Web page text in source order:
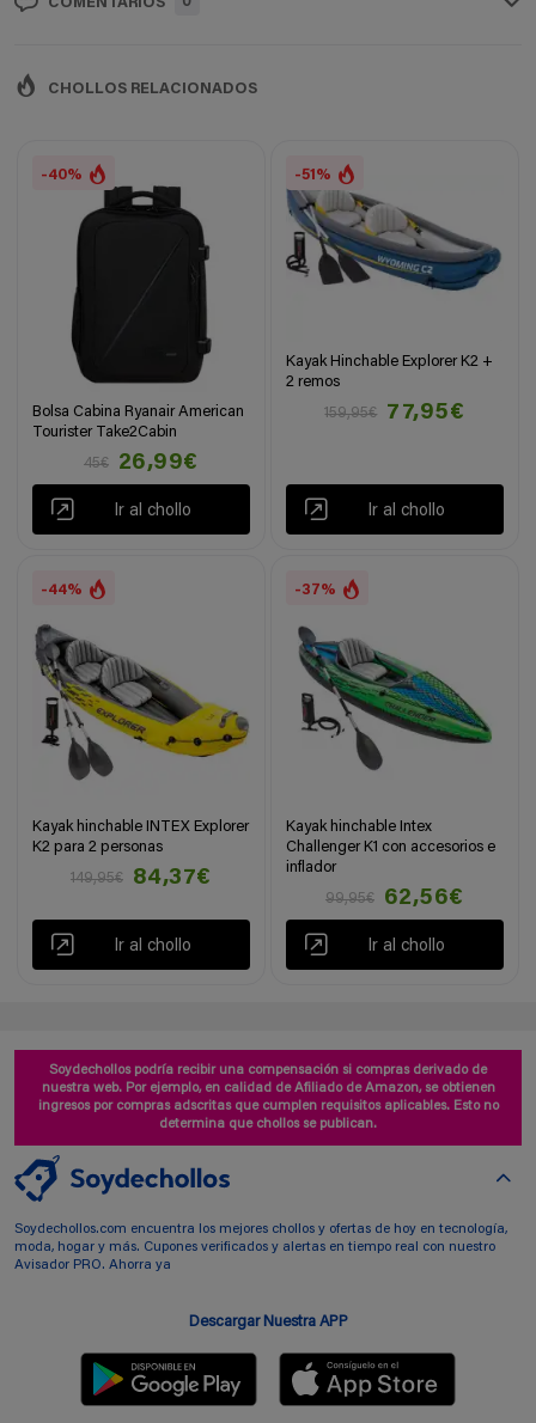
CHOLLOS RELACIONADOS
-40%
Bolsa Cabina Ryanair American
Tourister Take2Cabin
45€
26,99€
Ir al chollo
-51%
Kayak Hinchable Explorer K2 +
2 remos
159,95€
77,95€
Ir al chollo
-44%
Kayak hinchable INTEX Explorer
K2 para 2 personas
149,95€
84,37€
Ir al chollo
-37%
Kayak hinchable Intex
Challenger K1 con accesorios e
inflador
99,95€
62,56€
Ir al chollo
Soydechollos podría recibir una compensación si compras derivado de
nuestra web. Por ejemplo, en calidad de Afiliado de Amazon, se obtienen
ingresos por compras adscritas que cumplen requisitos aplicables. Esto no
determina que chollos se publican.
Soydechollos.com encuentra los mejores chollos y ofertas de hoy en tecnología,
moda, hogar y más. Cupones verificados y alertas en tiempo real con nuestro
Avisador PRO. Ahorra ya
Descargar Nuestra APP